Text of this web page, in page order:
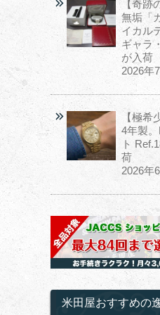
【奇跡
無垢「
イカル
ギャラ
が入荷
2026年
【極希
4年製
ト
荷
2026年
米田屋おすすめの